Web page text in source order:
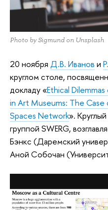
Photo by Sigmund on Unsplash
20 ноября Д.В. Иванов и
круглом столе,
докладу «Ethical
in Art Museums: The
Spaces Network».
группой SWERG,
Бэнкс (Даремский
Аной Собочан